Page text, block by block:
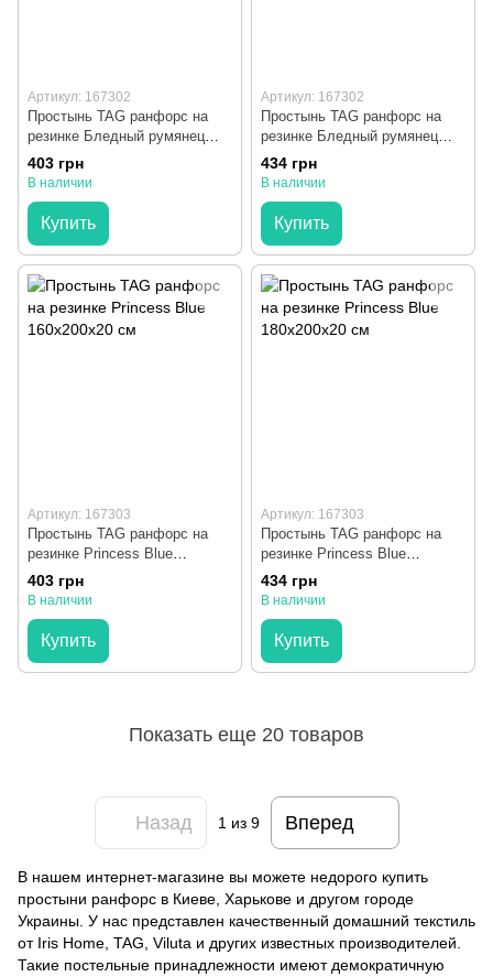
Артикул: 167302
Простынь TAG ранфорс на
резинке Бледный румянец
160x200x20 см
403 грн
В наличии
Купить
Артикул: 167302
Простынь TAG ранфорс на
резинке Бледный румянец
180x200x20 см
434 грн
В наличии
Купить
Артикул: 167303
Простынь TAG ранфорс на
резинке Princess Blue
160x200x20 см
403 грн
В наличии
Купить
Артикул: 167303
Простынь TAG ранфорс на
резинке Princess Blue
180x200x20 см
434 грн
В наличии
Купить
Показать еще 20 товаров
Назад 1из 9 Вперед
В нашем интернет-магазине вы можете недорого купить
простыни ранфорс в Киеве, Харькове и другом городе
Украины. У нас представлен качественный домашний текстиль
от Iris Home, TAG, Viluta и других известных производителей.
Такие постельные принадлежности имеют демократичную